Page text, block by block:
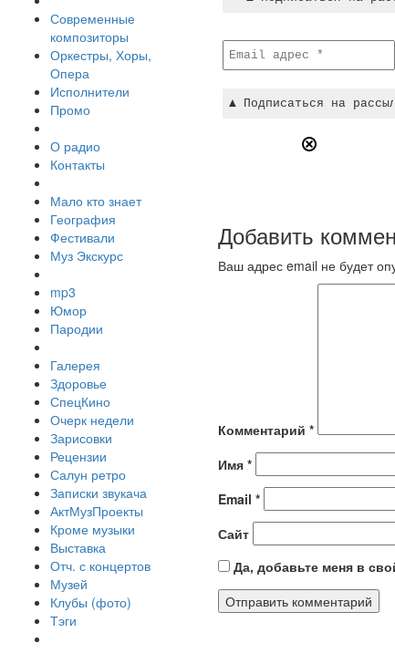
Современные
композиторы
Оркестры, Хоры,
Опера
Исполнители
Промо
О радио
Контакты
Мало кто знает
География
Фестивали
Муз Экскурс
mp3
Юмор
Пародии
Галерея
Здоровье
СпецКино
Очерк недели
Зарисовки
Рецензии
Салун ретро
Записки звукача
АктМузПроекты
Кроме музыки
Выставка
Отч. с концертов
Музей
Клубы (фото)
Тэги
Добавить
Ваш адрес email не будет
Комментарий *
Имя *
Email *
Сайт
Да, добавьте меня в